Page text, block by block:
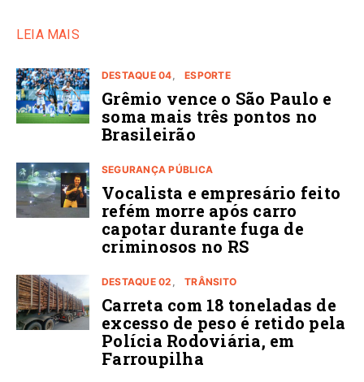
LEIA MAIS
DESTAQUE 04 ESPORTE
Grêmio vence o São Paulo e
soma mais três pontos no
Brasileirão
SEGURANÇA PÚBLICA
Vocalista e empresário feito
refém morre após carro
capotar durante fuga de
criminosos no RS
DESTAQUE 02 TRÂNSITO
Carreta com 18 toneladas de
excesso de peso é retido pela
Polícia Rodoviária, em
Farroupilha